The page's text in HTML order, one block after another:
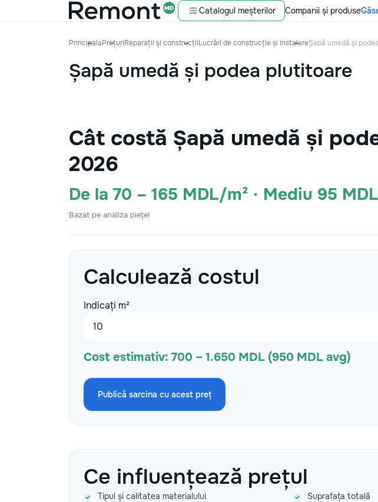
Catalogul meșterilor Companii și produse
PrincipalaPrețuriReparații și construcțiiLucrări de construcție și instalareȘapă umedă și
Șapă umedă și podea plutitoare
Cât costă Șapă umedă și
2026
De la 70 – 165 MDL/m² · Mediu 95 MDL
Bazat pe analiza pieței
Calculează costul
Indicați m²
Cost estimativ: 700 – 1.650 MDL (950 MDL avg)
Publică sarcina cu acest preț
Ce influențează prețul
Tipul și calitatea materialului Suprafața totală